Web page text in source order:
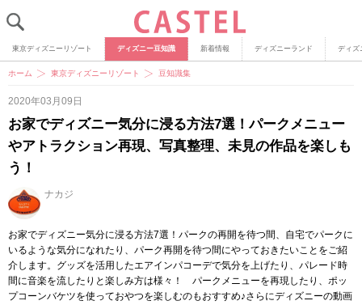
東京ディズニーリゾート ディズニー豆知識 新着情報 ディズニーランド ディズ
ホーム 東京ディズニーリゾート 豆知識集
2020年03月09日
お家でディズニー気分に浸る方法7選！パークメニュー
やアトラクション再現、写真整理、未見の作品を楽しも
う！
ナカジ
お家でディズニー気分に浸る方法7選！パークの再開を待つ間、自宅でパークに
いるような気分になれたり、パーク再開を待つ間にやっておきたいことをご紹
介します。グッズを活用したエアインパコーデで気分を上げたり、パレード時
間に音楽を流したりと楽しみ方は様々！ パークメニューを再現したり、ポッ
プコーンバケツを使っておやつを楽しむのもおすすめ♪さらにディズニーの動画